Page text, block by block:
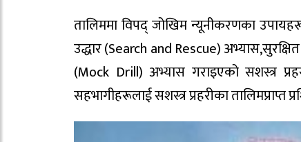
तालिममा विपद् जोखिम न्यूनीकरणका
उद्धार (Search and Rescue)
(Mock Drill) अभ्यास गराइएको सशस्त्र
सहभागीहरूलाई सशस्त्र प्रहरीका तालिमप्राप्त